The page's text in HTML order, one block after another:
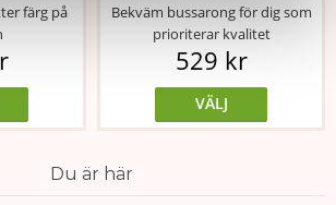
färg på
Bekväm bussarong för dig som
prioriterar kvalitet
529 kr
VÄLJ
Du är här